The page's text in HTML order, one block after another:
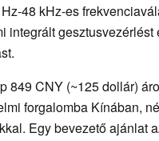
48 kHz-es
integrált gesztusvezérlést
849 CNY (~125 dollár)
forgalomba Kínában,
Egy bevezető ajánlat